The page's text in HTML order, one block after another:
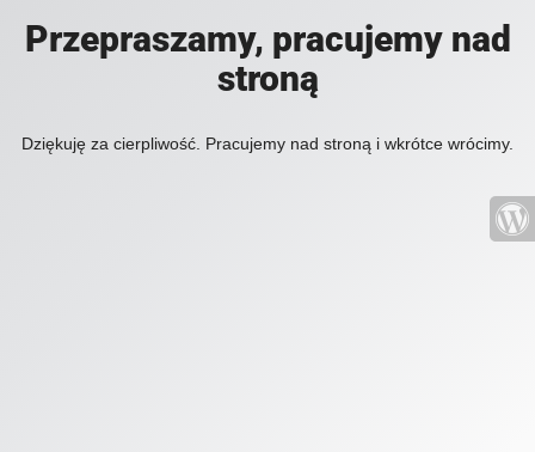
Przepraszamy, pracujemy nad
stroną
Dziękuję za cierpliwość. Pracujemy nad stroną i wkrótce wrócimy.